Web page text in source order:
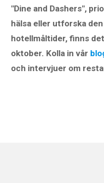
"Dine and Dashers",
hälsa eller utforska
hotellmåltider, finns
oktober. Kolla in vår
och intervjuer om